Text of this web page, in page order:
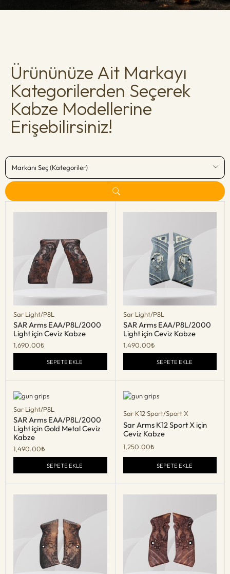
Ürününüze Ait Markayı
Kategorilerden Seçerek
Kabze Modellerine
Erişebilirsiniz!
Markanı Seç (Kategoriler)
Sar Light/P8L
SAR Arms EAA/P8L/2000
Light için Ceviz Kabze
1,690.00₺
SEPETE EKLE
Sar Light/P8L
SAR Arms EAA/P8L/2000
Light için Ceviz Kabze
1,490.00₺
SEPETE EKLE
Sar Light/P8L
SAR Arms EAA/P8L/2000
Light için Gold Metal Ceviz
Kabze
1,490.00₺
SEPETE EKLE
Sar K12 Sport/Sport X
Sar Arms K12 Sport X için
Ceviz Kabze
1,250.00₺
SEPETE EKLE